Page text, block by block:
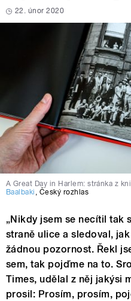
22. únor 2020
A Great Day in Harlem: stránka z
Baalbaki , Český rozhlas
„Nikdy jsem se necítil tak
straně ulice a sledoval,
žádnou pozornost. Řekl
sem, tak pojďme na to.
Times, udělal z něj jakýsi
prosil: Prosím, prosím,